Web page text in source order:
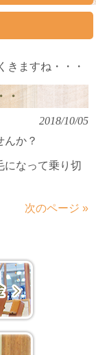
きますね・・・
・
2018/10/05
か？
になって乗り切
次のページ »